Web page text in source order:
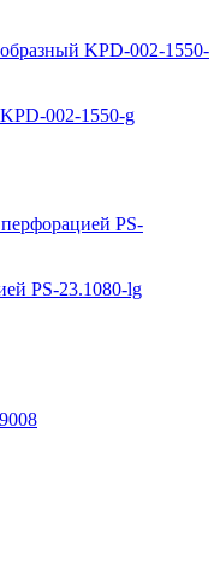
002-1550-g
PS-23.1080-lg